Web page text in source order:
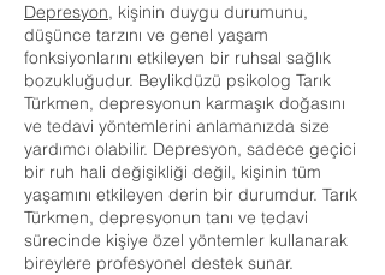
Depresyon, kişinin duygu durumunu,
düşünce tarzını ve genel yaşam
fonksiyonlarını etkileyen bir ruhsal sağlık
bozukluğudur. Beylikdüzü psikolog Tarık
Türkmen, depresyonun karmaşık doğasını
ve tedavi yöntemlerini anlamanızda size
yardımcı olabilir. Depresyon, sadece geçici
bir ruh hali değişikliği değil, kişinin tüm
yaşamını etkileyen derin bir durumdur. Tarık
Türkmen, depresyonun tanı ve tedavi
sürecinde kişiye özel yöntemler kullanarak
bireylere profesyonel destek sunar.